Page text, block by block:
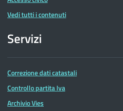
Vedi tutti i contenuti
Servizi
Correzione dati catastali
Controllo partita Iva
Archivio Vies